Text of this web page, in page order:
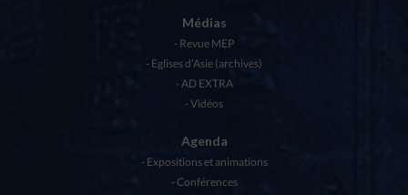
Médias
Revue MEP
Eglises d’Asie (archives)
AD EXTRA
Vidéos
Agenda
Expositions et animations
Conférences